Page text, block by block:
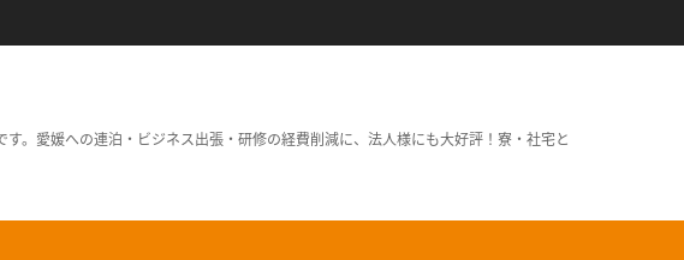
。愛媛への連泊・ビジネス出張・研修の経費削減に、法人様にも大好評！寮・社宅と